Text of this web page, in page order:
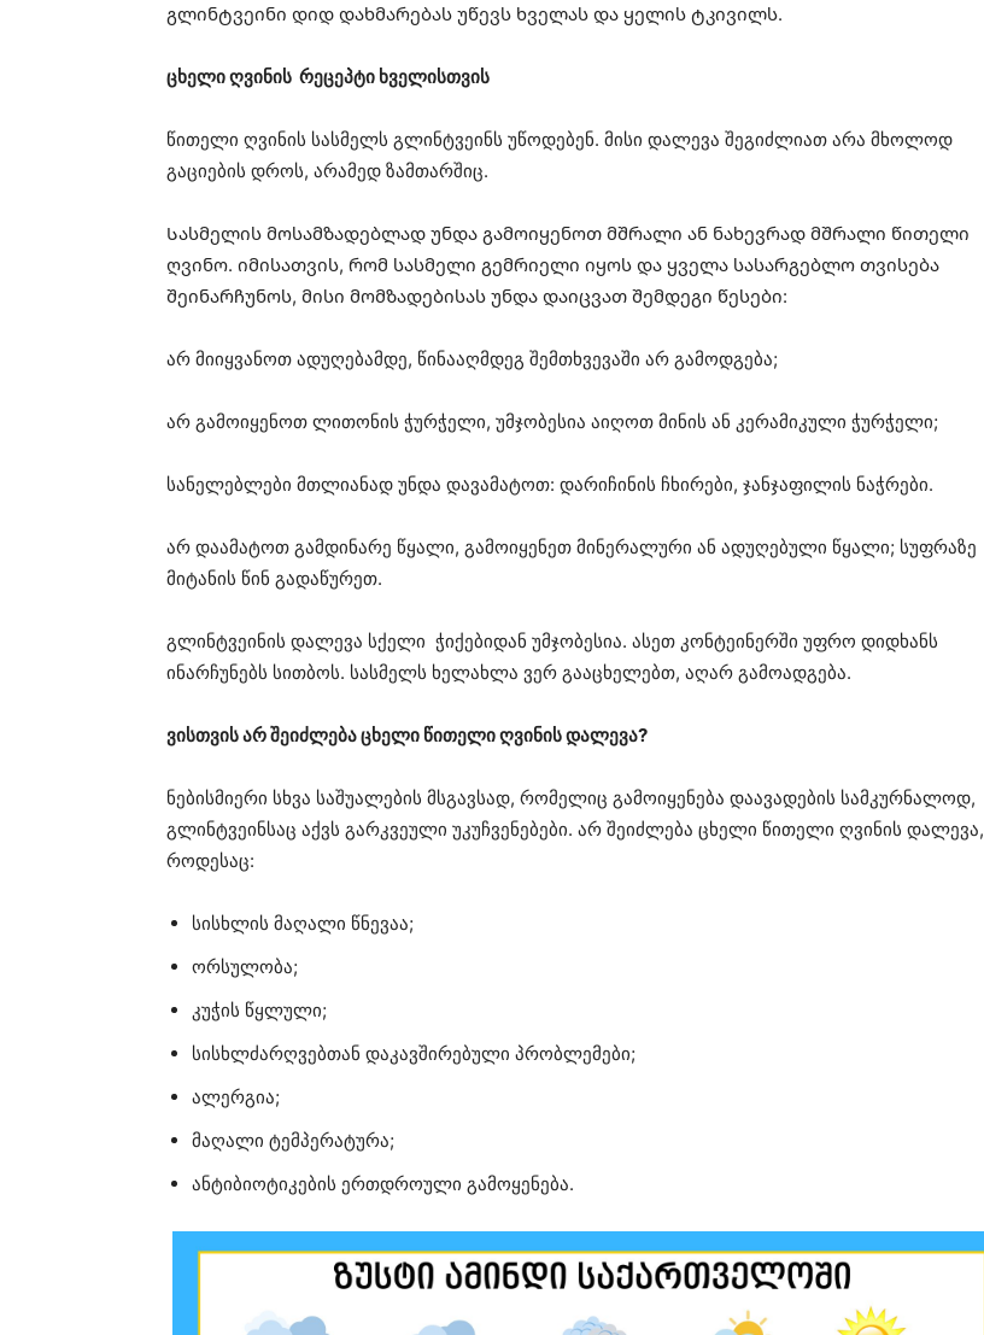
გლინტვეინი დიდ დახმარებას უწევს ხველას და ყელის ტკივილს.
ცხელი ღვინის რეცეპტი ხველისთვის
წითელი ღვინის სასმელს გლინტვეინს უწოდებენ. მისი დალევა შეგიძლიათ არა მხოლოდ
გაციების დროს, არამედ ზამთარშიც.
Სასმელის მოსამზადებლად უნდა გამოიყენოთ მშრალი ან ნახევრად მშრალი წითელი
ღვინო. იმისათვის, რომ სასმელი გემრიელი იყოს და ყველა სასარგებლო თვისება
შეინარჩუნოს, მისი მომზადებისას უნდა დაიცვათ შემდეგი წესები:
არ მიიყვანოთ ადუღებამდე, წინააღმდეგ შემთხვევაში არ გამოდგება;
არ გამოიყენოთ ლითონის ჭურჭელი, უმჯობესია აიღოთ მინის ან კერამიკული ჭურჭელი;
სანელებლები მთლიანად უნდა დავამატოთ: დარიჩინის ჩხირები, ჯანჯაფილის ნაჭრები.
არ დაამატოთ გამდინარე წყალი, გამოიყენეთ მინერალური ან ადუღებული წყალი; სუფრაზე
მიტანის წინ გადაწურეთ.
გლინტვეინის დალევა სქელი ჭიქებიდან უმჯობესია. ასეთ კონტეინერში უფრო დიდხანს
ინარჩუნებს სითბოს. სასმელს ხელახლა ვერ გააცხელებთ, აღარ გამოადგება.
ვისთვის არ შეიძლება ცხელი წითელი ღვინის დალევა?
ნებისმიერი სხვა საშუალების მსგავსად, რომელიც გამოიყენება დაავადების სამკურნალოდ,
გლინტვეინსაც აქვს გარკვეული უკუჩვენებები. არ შეიძლება ცხელი წითელი ღვინის დალევა,
როდესაც:
სისხლის მაღალი წნევაა;
ორსულობა;
კუჭის წყლული;
სისხლძარღვებთან დაკავშირებული პრობლემები;
ალერგია;
მაღალი ტემპერატურა;
ანტიბიოტიკების ერთდროული გამოყენება.